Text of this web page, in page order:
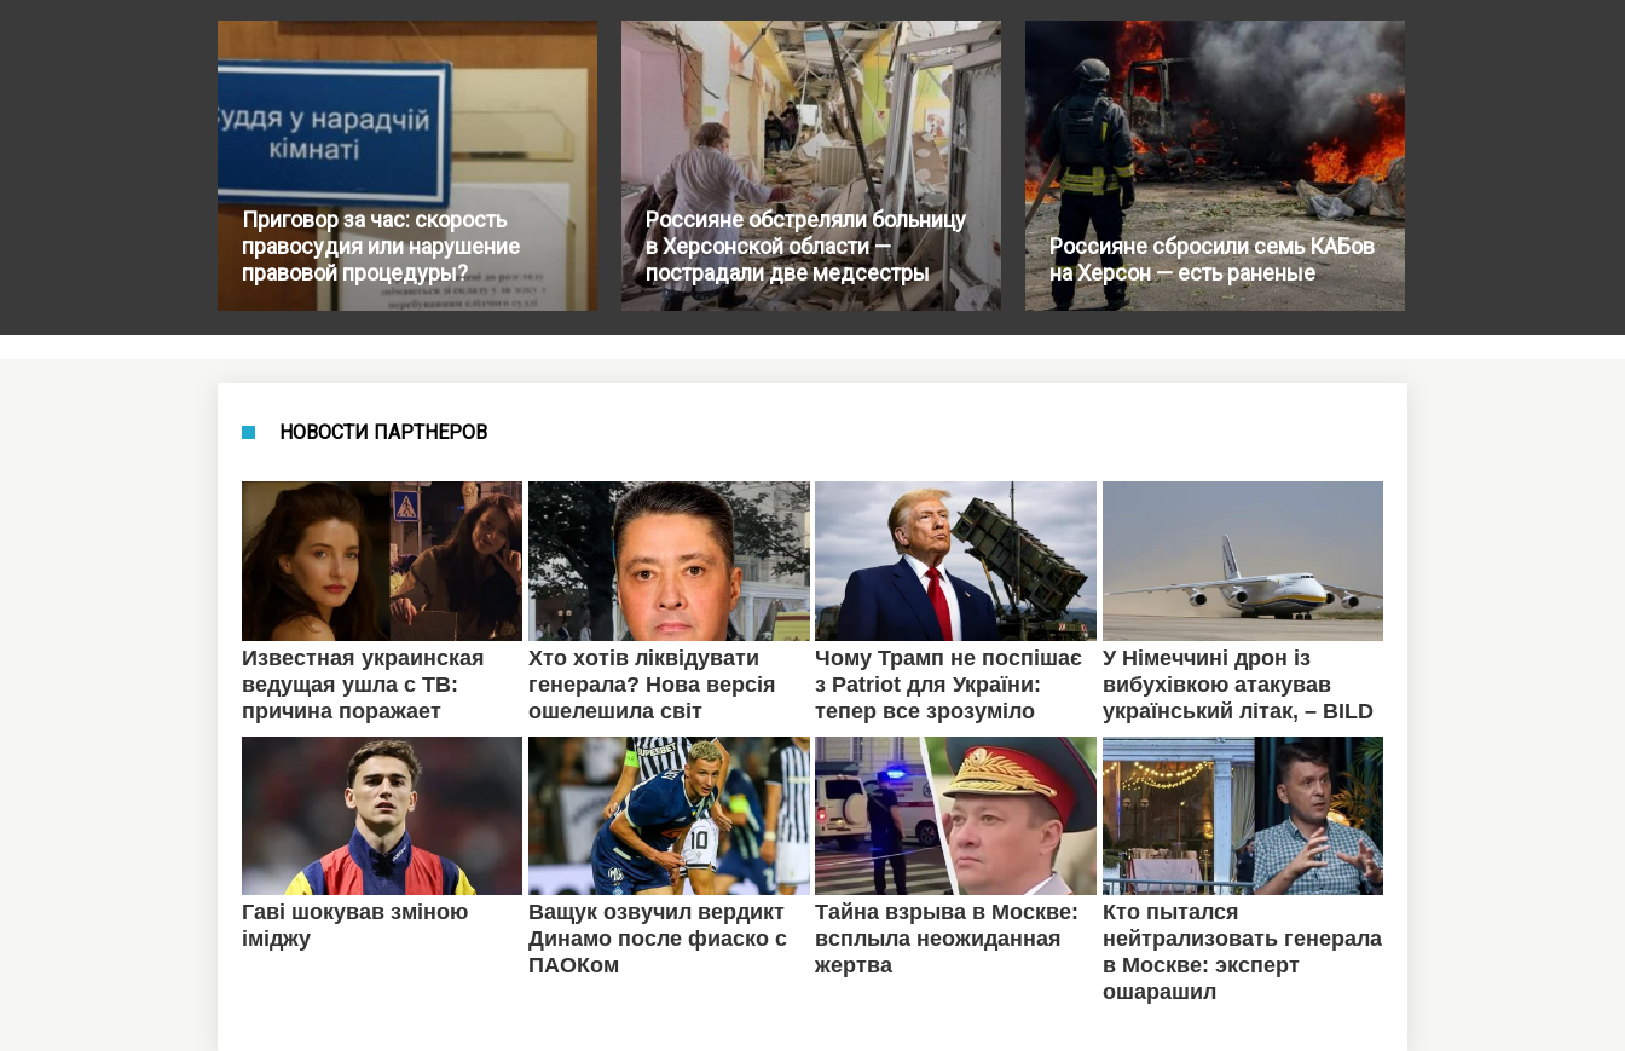
Приговор за час: скорость
правосудия или нарушение
правовой процедуры?
Россияне обстреляли больницу
в Херсонской области —
пострадали две медсестры
Россияне сбросили семь КАБов
на Херсон — есть раненые
НОВОСТИ ПАРТНЕРОВ